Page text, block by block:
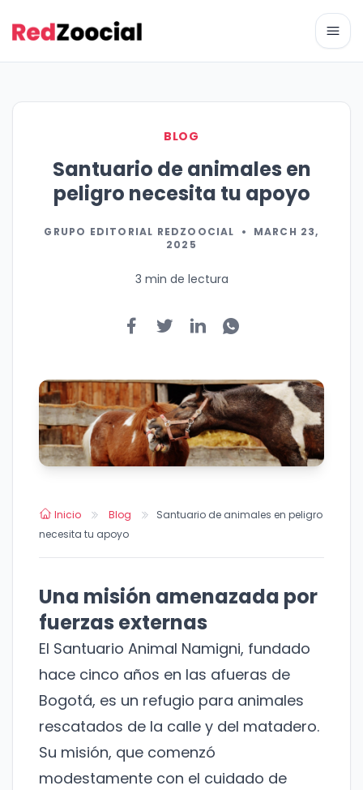
BLOG
Santuario de animales en
peligro necesita tu apoyo
GRUPO EDITORIAL REDZOOCIAL •
MARCH 23,
2025
3 min de lectura
Inicio Blog
Santuario de animales en peligro
necesita tu apoyo
Una misión amenazada por
fuerzas externas
El Santuario Animal Namigni, fundado
hace cinco años en las afueras de
Bogotá, es un refugio para animales
rescatados de la calle y del matadero.
Su misión, que comenzó
modestamente con el cuidado de